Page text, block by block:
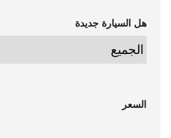
هل السيارة جديدة
السعر